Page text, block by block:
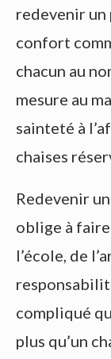
redevenir un
confort
chacun au
mesure au
sainteté à
chaises
Redevenir
oblige à
l’école, de
compliqué
plus qu’un